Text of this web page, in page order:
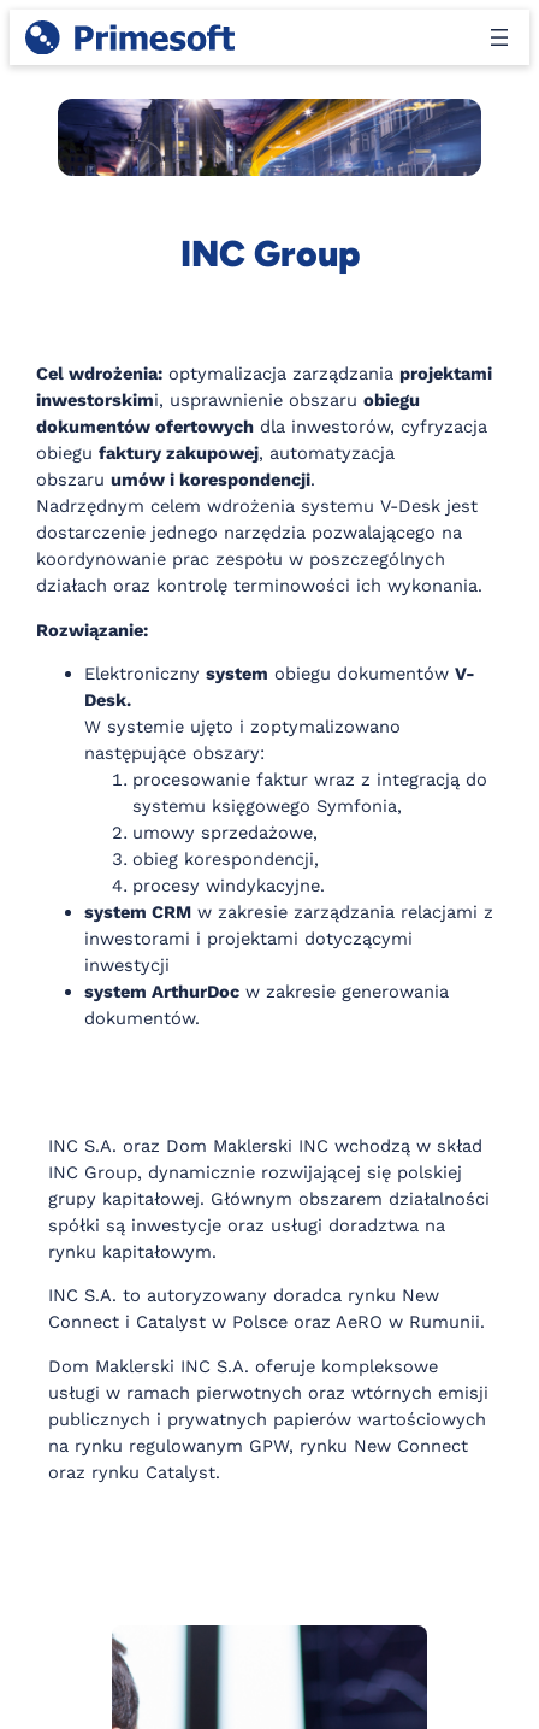
Przejdź
do
treści
INC Group
Cel wdrożenia: optymalizacja zarządzaniaprojektami
inwestorskimi, usprawnienie obszaruobiegu
dokumentów ofertowych dla inwestorów, cyfryzacja
obiegufaktury zakupowej, automatyzacja
obszaruumów i korespondencji.
Nadrzędnym celem wdrożenia systemu V-Desk jest
dostarczenie jednego narzędzia pozwalającego na
koordynowanie prac zespołu w poszczególnych
działach oraz kontrolę terminowości ich wykonania.
Rozwiązanie:
Elektronicznysystem obiegu dokumentówV-
Desk.
W systemie ujęto i zoptymalizowano
następujące obszary:
procesowanie faktur wraz z integracją do
systemu księgowego Symfonia,
umowy sprzedażowe,
obieg korespondencji,
procesy windykacyjne.
system CRM w zakresie zarządzania relacjami z
inwestorami i projektami dotyczącymi
inwestycji
system ArthurDoc w zakresie generowania
dokumentów.
INC S.A. oraz Dom Maklerski INC wchodzą w skład
INC Group, dynamicznie rozwijającej się polskiej
grupy kapitałowej. Głównym obszarem działalności
spółki są inwestycje oraz usługi doradztwa na
rynku kapitałowym.
INC S.A. to autoryzowany doradca rynku New
Connect i Catalyst w Polsce oraz AeRO w Rumunii.
Dom Maklerski INC S.A. oferuje kompleksowe
usługi w ramach pierwotnych oraz wtórnych emisji
publicznych i prywatnych papierów wartościowych
na rynku regulowanym GPW, rynku New Connect
oraz rynku Catalyst.